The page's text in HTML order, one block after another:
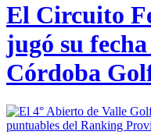
El Circuito
jugó su
Córdoba